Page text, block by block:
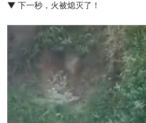
▼ 下一秒，火被熄灭了！